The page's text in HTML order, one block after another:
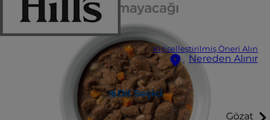
Kişiselleştirilmiş Öneri Alın
Nereden Alınır
Dil Seçici
Gözat